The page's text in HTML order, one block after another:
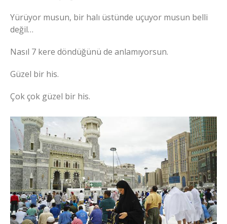
Yürüyor musun, bir halı üstünde uçuyor musun belli
değil…
Nasıl 7 kere döndüğünü de anlamıyorsun.
Güzel bir his.
Çok çok güzel bir his.